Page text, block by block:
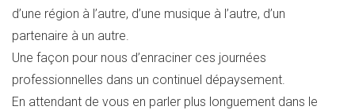
d’une région à l’autre, d’une musique à l’autre, d’un
partenaire à un autre.
Une façon pour nous d’enraciner ces journées
professionnelles dans un continuel dépaysement.
En attendant de vous en parler plus longuement dans le